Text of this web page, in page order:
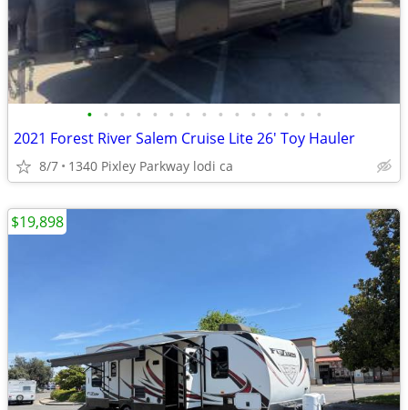
• • • • • • • • • • • • • • •
2021 Forest River Salem Cruise Lite 26' Toy Hauler
8/7 1340 Pixley Parkway lodi ca
$19,898